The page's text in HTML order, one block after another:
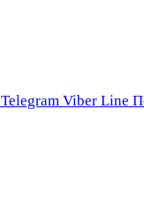
Telegram Viber Line